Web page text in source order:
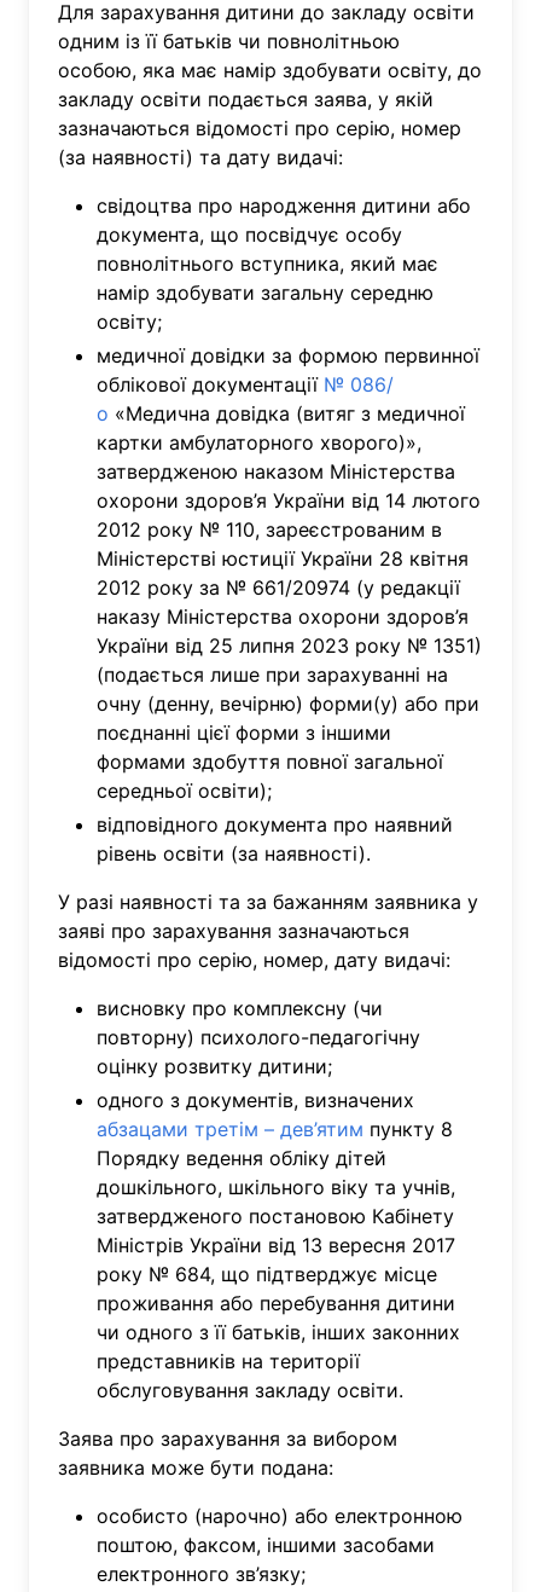
Для зарахування дитини до закладу освіти
одним із її батьків чи повнолітньою
особою, яка має намір здобувати освіту, до
закладу освіти подається заява, у якій
зазначаються відомості про серію, номер
(за наявності) та дату видачі:
свідоцтва про народження дитини або
документа, що посвідчує особу
повнолітнього вступника, який має
намір здобувати загальну середню
освіту;
медичної довідки за формою первинної
облікової документації № 086/
о «Медична довідка (витяг з медичної
картки амбулаторного хворого)»,
затвердженою наказом Міністерства
охорони здоров’я України від 14 лютого
2012 року № 110, зареєстрованим в
Міністерстві юстиції України 28 квітня
2012 року за № 661/20974 (у редакції
наказу Міністерства охорони здоров’я
України від 25 липня 2023 року № 1351)
(подається лише при зарахуванні на
очну (денну, вечірню) форми(у) або при
поєднанні цієї форми з іншими
формами здобуття повної загальної
середньої освіти);
відповідного документа про наявний
рівень освіти (за наявності).
У разі наявності та за бажанням заявника у
заяві про зарахування зазначаються
відомості про серію, номер, дату видачі:
висновку про комплексну (чи
повторну) психолого-педагогічну
оцінку розвитку дитини;
одного з документів, визначених
абзацами третім – дев’ятим пункту 8
Порядку ведення обліку дітей
дошкільного, шкільного віку та учнів,
затвердженого постановою Кабінету
Міністрів України від 13 вересня 2017
року № 684, що підтверджує місце
проживання або перебування дитини
чи одного з її батьків, інших законних
представників на території
обслуговування закладу освіти.
Заява про зарахування за вибором
заявника може бути подана:
особисто (нарочно) або електронною
поштою, факсом, іншими засобами
електронного зв’язку;